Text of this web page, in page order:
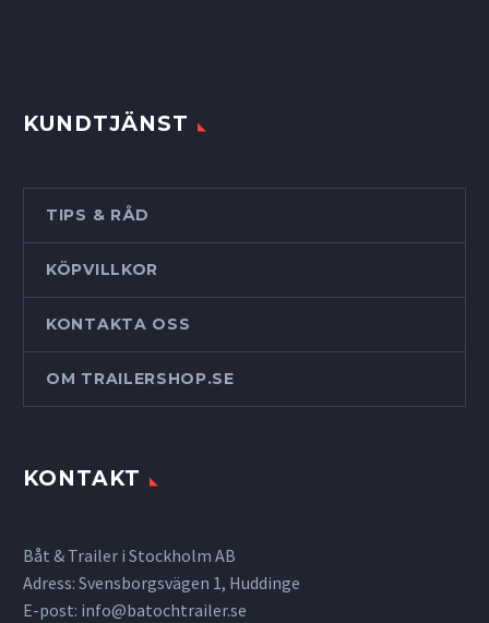
produktsidan
KUNDTJÄNST
TIPS & RÅD
KÖPVILLKOR
KONTAKTA OSS
OM TRAILERSHOP.SE
KONTAKT
Båt & Trailer i Stockholm AB
Adress: Svensborgsvägen 1, Huddinge
E-post: info@batochtrailer.se